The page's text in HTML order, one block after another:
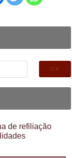
de refiliação